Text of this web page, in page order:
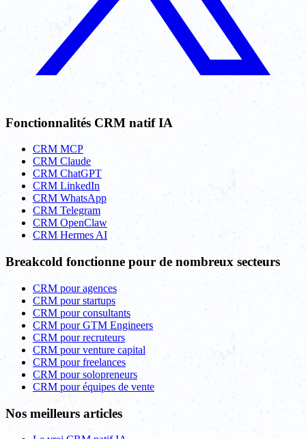
Fonctionnalités CRM natif IA
CRM MCP
CRM Claude
CRM ChatGPT
CRM LinkedIn
CRM WhatsApp
CRM Telegram
CRM OpenClaw
CRM Hermes AI
Breakcold fonctionne pour de nombreux secteurs
CRM pour agences
CRM pour startups
CRM pour consultants
CRM pour GTM Engineers
CRM pour recruteurs
CRM pour venture capital
CRM pour freelances
CRM pour solopreneurs
CRM pour équipes de vente
Nos meilleurs articles